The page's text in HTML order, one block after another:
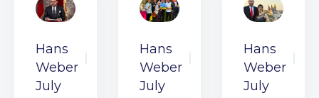
Hans
Weber
July
Hans
Weber
July
Hans
Weber
July